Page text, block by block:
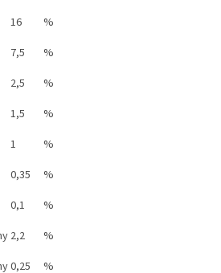
16
%
7,5
%
2,5
%
1,5
%
1
%
0,35
%
0,1
%
2,2
%
0,25
%